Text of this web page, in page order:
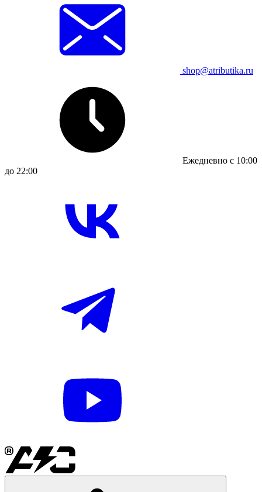
shop@atributika.ru
Ежедневно с 10:00
до 22:00